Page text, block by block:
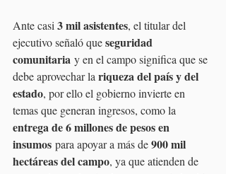
Ante casi 3 mil asistentes, el titular del
ejecutivo señaló que seguridad
comunitaria y en el campo significa que se
debe aprovechar la riqueza del país y del
estado, por ello el gobierno invierte en
temas que generan ingresos, como la
entrega de 6 millones de pesos en
insumos para apoyar a más de 900 mil
hectáreas del campo, ya que atienden de